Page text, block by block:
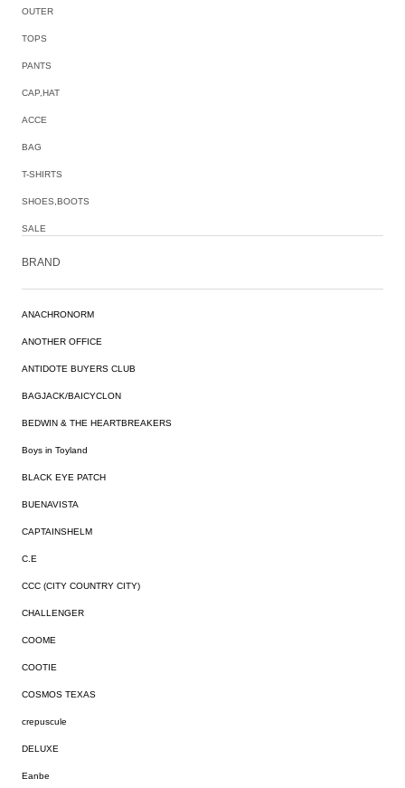
OUTER
TOPS
PANTS
CAP,HAT
ACCE
BAG
T-SHIRTS
SHOES,BOOTS
SALE
BRAND
ANACHRONORM
ANOTHER OFFICE
ANTIDOTE BUYERS CLUB
BAGJACK/BAICYCLON
BEDWIN & THE HEARTBREAKERS
Boys in Toyland
BLACK EYE PATCH
BUENAVISTA
CAPTAINSHELM
C.E
CCC (CITY COUNTRY CITY)
CHALLENGER
COOME
COOTIE
COSMOS TEXAS
crepuscule
DELUXE
Eanbe